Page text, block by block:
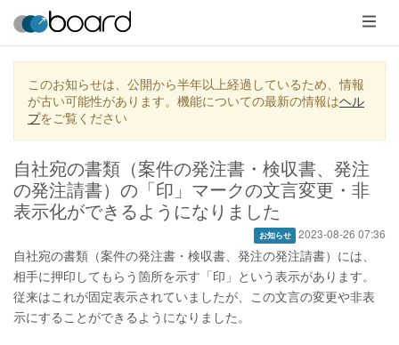
メ
ニ
ュ
ー
このお知らせは、公開から半年以上経過しているため、情報
が古い可能性があります。機能についての最新の情報はヘル
プをご覧ください
自社宛の書類（案件の発注書・検収書、発注
の発注請書）の「印」マークの文言変更・非
表示化ができるようになりました
お知らせ 2023-08-26 07:36
自社宛の書類（案件の発注書・検収書、発注の発注請書）には、
相手に押印してもらう箇所を示す「印」という表示があります。
従来はこれが固定表示されていましたが、この文言の変更や非表
示にすることができるようになりました。